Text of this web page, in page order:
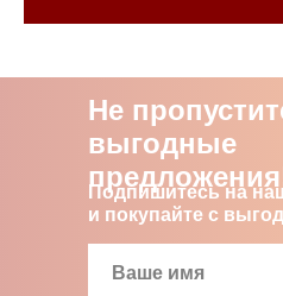
Не
выгодные
Подпишитесь на
и покупайте с